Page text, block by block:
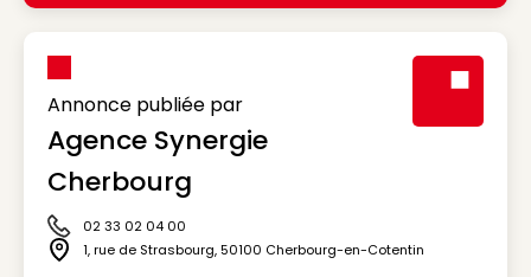
Annonce publiée par
Agence Synergie
Cherbourg
Icône téléphone
02 33 02 04 00
Icône adresse
1, rue de Strasbourg,50100 Cherbourg-en-Cotentin